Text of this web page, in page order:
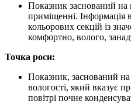
Показник заснований на
приміщенні. Інформація
кольорових секцій із
комфортно, волого,
Точка роси:
Показник, заснований на
вологості, який вказує
повітрі почне